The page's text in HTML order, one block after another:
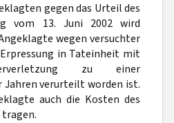
gegen das Urteil des
vom 13. Juni 2002 wird
wegen versuchter
in Tateinheit mit
zu einer
Jahren verurteilt worden ist.
auch die Kosten des
tragen.